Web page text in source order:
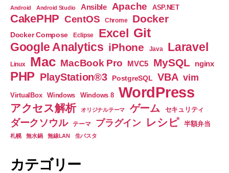
Android Android Studio Ansible Apache ASP.NET
CakePHP CentOS Chrome Docker
Docker Compose Eclipse Excel Git
Google Analytics iPhone Java Laravel
Linux Mac MacBook Pro MVC5 MySQL nginx
PHP PlayStation®3 PostgreSQL VBA vim
VirtualBox Windows Windows 8 WordPress
アクセス解析 オリジナルテーマ ゲーム セキュリティ
ダークソウル テーマ プラグイン レシピ 半額弁当
札幌 無水鍋 無線LAN 生パスタ
カテゴリー